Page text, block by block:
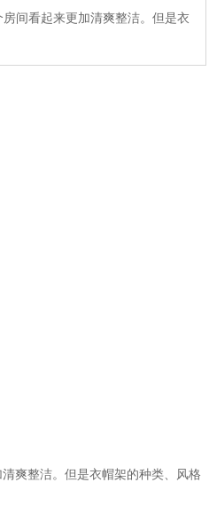
间看起来更加清爽整洁。但是衣
爽整洁。但是衣帽架的种类、风格